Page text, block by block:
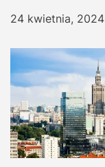
24 kwietnia, 2024